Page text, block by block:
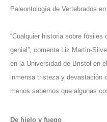
Paleontología de Vertebrados
“Cualquier historia sobre
genial”, comenta Liz Martin-
en la Universidad de Bristol en
inmensa tristeza y devastación
menos sabemos que algunas
De hielo y fuego